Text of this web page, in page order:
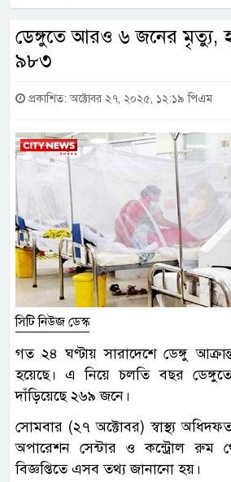
ডেঙ্গুতে আরও ৬ জনের মৃত্যু,
৯৮৩
প্রকাশিত: অক্টোবর ২৭, ২০২৫, ১২:১৯ পিএম
সিটি নিউজ ডেস্ক
গত ২৪ ঘণ্টায় সারাদেশে ডেঙ্গু
হয়েছে। এ নিয়ে চলতি বছর
দাঁড়িয়েছে ২৬৯ জনে।
সোমবার (২৭ অক্টোবর) স্বাস্থ্য
অপারেশন সেন্টার ও কন্ট্রোল রুম
বিজ্ঞপ্তিতে এসব তথ্য জানানো হয়।